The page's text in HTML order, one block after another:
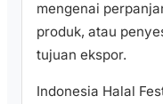
mengenai
produk, atau
tujuan ekspor.
Indonesia Halal